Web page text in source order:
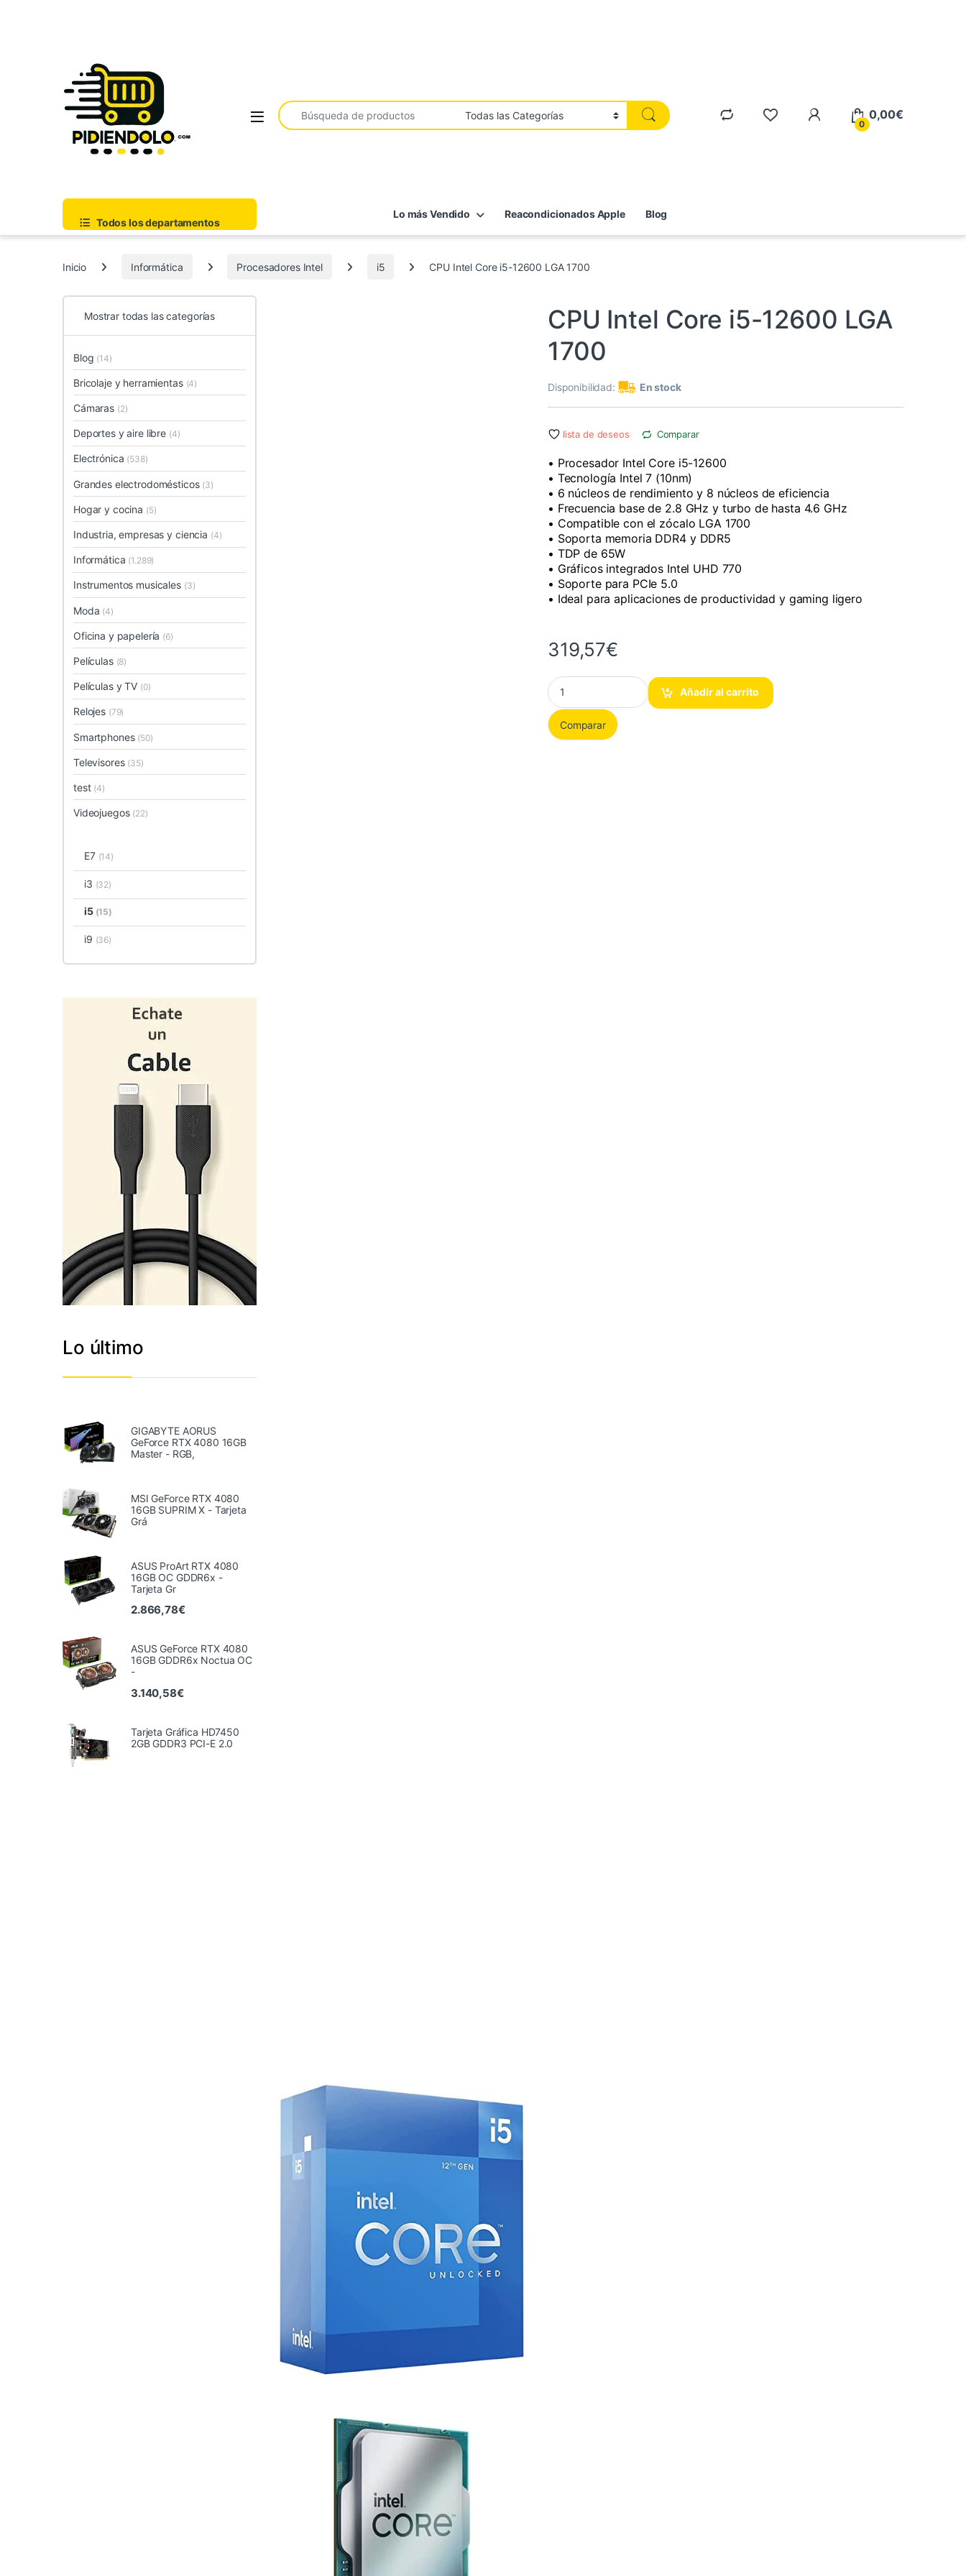
Buscar:
0
0,00€
Todos los departamentos
Lo más Vendido Reacondicionados Apple Blog
Inicio Informática Procesadores Intel i5 CPU Intel Core i5-12600 LGA 1700
CPU Intel Core i5-12600 LGA
1700
Disponibilidad: En stock
lista de deseos Comparar
• Procesador Intel Core i5-12600
• Tecnología Intel 7 (10nm)
• 6 núcleos de rendimiento y 8 núcleos de eficiencia
• Frecuencia base de 2.8 GHz y turbo de hasta 4.6 GHz
• Compatible con el zócalo LGA 1700
• Soporta memoria DDR4 y DDR5
• TDP de 65W
• Gráficos integrados Intel UHD 770
• Soporte para PCIe 5.0
• Ideal para aplicaciones de productividad y gaming ligero
319,57€
CPU Intel Core i5-12600 LGA 1700 cantidad
Añadir al carrito
Comparar
Mostrar todas las categorías
Blog (14)
Bricolaje y herramientas (4)
Cámaras (2)
Deportes y aire libre (4)
Electrónica (538)
Grandes electrodomésticos (3)
Hogar y cocina (5)
Industria, empresas y ciencia (4)
Informática (1.289)
Instrumentos musicales (3)
Moda (4)
Oficina y papelería (6)
Películas (8)
Películas y TV (0)
Relojes (79)
Smartphones (50)
Televisores (35)
test (4)
Videojuegos (22)
E7 (14)
i3 (32)
i5 (15)
i9 (36)
Lo último
GIGABYTE AORUS
GeForce RTX 4080 16GB
Master - RGB,
MSI GeForce RTX 4080
16GB SUPRIM X - Tarjeta
Grá
ASUS ProArt RTX 4080
16GB OC GDDR6x -
Tarjeta Gr
2.866,78€
ASUS GeForce RTX 4080
16GB GDDR6x Noctua OC
-
3.140,58€
Tarjeta Gráfica HD7450
2GB GDDR3 PCI-E 2.0